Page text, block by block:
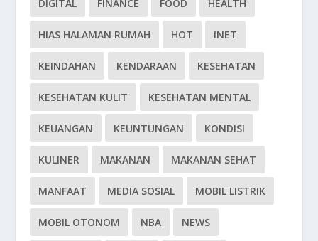
DIGITAL FINANCE FOOD HEALTH
HIAS HALAMAN RUMAH HOT INET
KEINDAHAN KENDARAAN KESEHATAN
KESEHATAN KULIT KESEHATAN MENTAL
KEUANGAN KEUNTUNGAN KONDISI
KULINER MAKANAN MAKANAN SEHAT
MANFAAT MEDIA SOSIAL MOBIL LISTRIK
MOBIL OTONOM NBA NEWS